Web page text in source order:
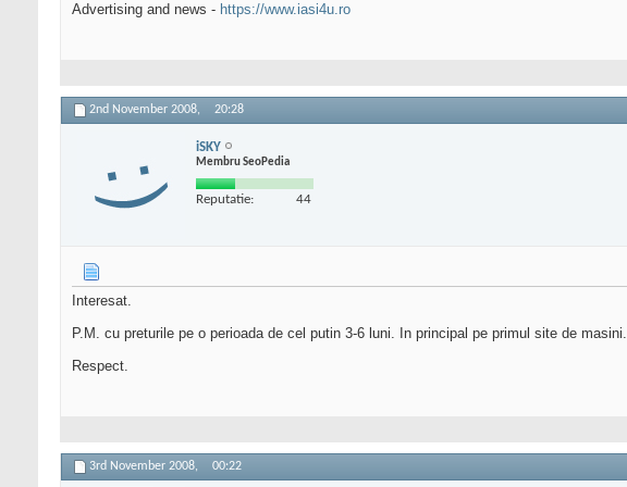
Advertising and news - https://www.iasi4u.ro
2nd November 2008, 20:28
iSKY
Membru SeoPedia
Reputatie: 44
Interesat.
P.M. cu preturile pe o perioada de cel putin 3-6 luni. In principal pe primul site de masini.
Respect.
3rd November 2008, 00:22